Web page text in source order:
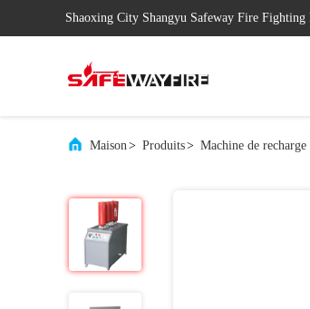
Shaoxing City Shangyu Safeway Fire
Maison> Produits> Machine de